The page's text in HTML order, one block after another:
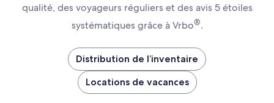
qualité, des voyageurs réguliers et des avis 5 étoiles
systématiques grâce à Vrbo®.
Distribution de l’inventaire
Locations de vacances